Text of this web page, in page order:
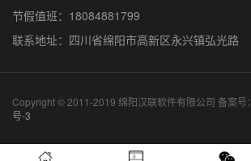
节假值班：18084881799
联系地址：四川省绵阳市高新区永兴镇弘光路
Copyright © 2011-2019 绵阳汉联软件有限公司 备案号：
号-3